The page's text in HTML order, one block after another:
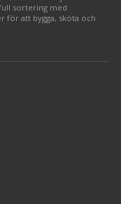
sortering med
för att bygga, sköta och